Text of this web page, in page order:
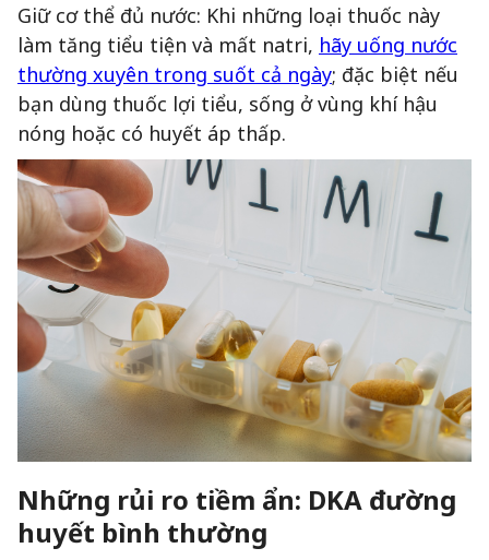
Giữ cơ thể đủ nước: Khi những loại thuốc này
làm tăng tiểu tiện và mất natri, hãy uống nước
thường xuyên trong suốt cả ngày; đặc biệt nếu
bạn dùng thuốc lợi tiểu, sống ở vùng khí hậu
nóng hoặc có huyết áp thấp.
Những rủi ro tiềm ẩn: DKA đường
huyết bình thường